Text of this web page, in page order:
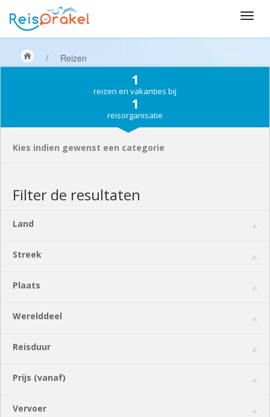
/ Reizen
1
reizen en vakanties bij
1
reisorganisatie
Kies indien gewenst een categorie
Filter de resultaten
Land
Streek
Plaats
Werelddeel
Reisduur
Prijs (vanaf)
Vervoer